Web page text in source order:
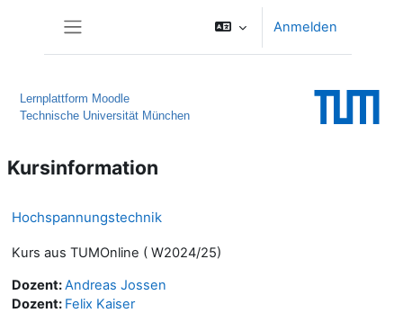
Anmelden
Lernplattform Moodle
Technische Universität München
Kursinformation
Hochspannungstechnik
Kurs aus TUMOnline ( W2024/25)
Dozent:Andreas Jossen
Dozent: Felix Kaiser